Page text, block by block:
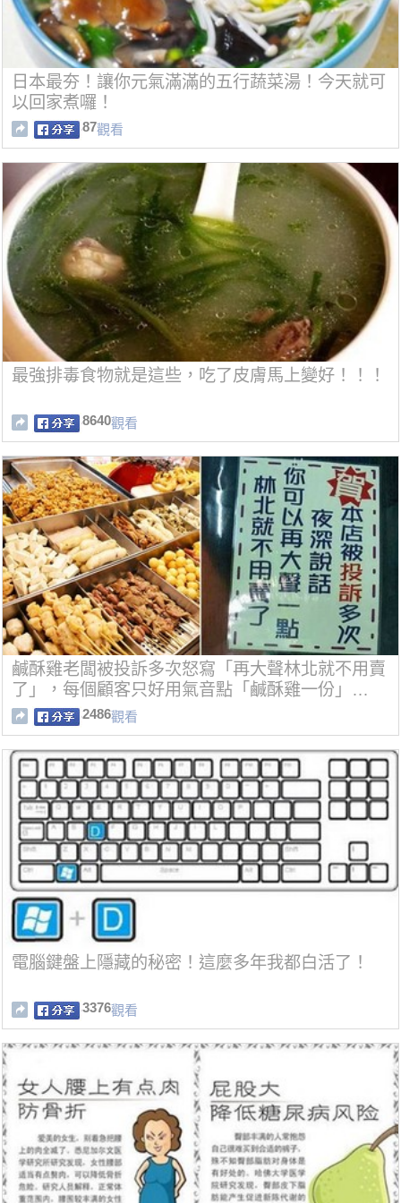
日本最夯！讓你元氣滿滿的五行蔬菜湯！今天就可
以回家煮囉！
87觀看
最強排毒食物就是這些，吃了皮膚馬上變好！！！
8640觀看
鹹酥雞老闆被投訴多次怒寫「再大聲林北就不用賣
了」，每個顧客只好用氣音點「鹹酥雞一份」…
2486觀看
電腦鍵盤上隱藏的秘密！這麼多年我都白活了！
3376觀看